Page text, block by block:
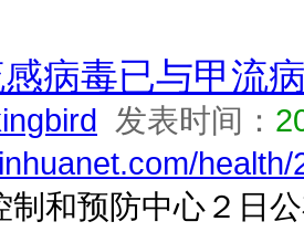
病毒已与甲流
发表时间：
和预防中心２日